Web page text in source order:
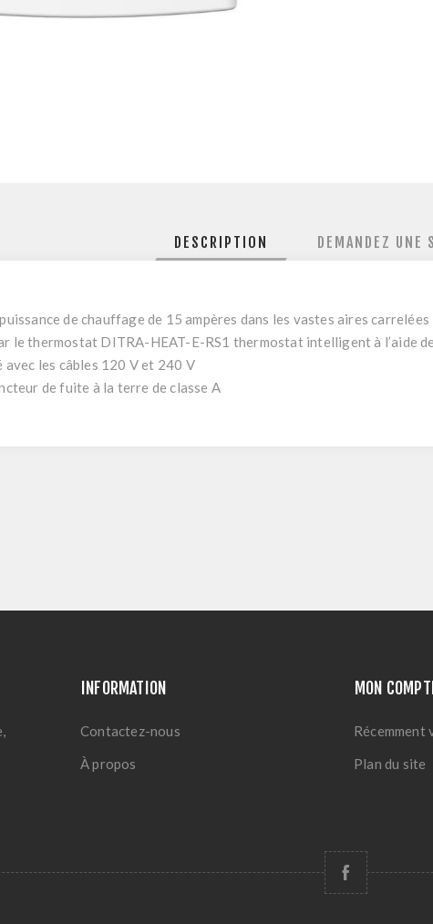
DESCRIPTION DEMANDEZ UNE
de chauffage de 15 ampères dans les vastes aires carrelées
le thermostat DITRA-HEAT-E-RS1 thermostat intelligent à l’aide
les câbles 120 V et 240 V
de fuite à la terre de classe A
INFORMATION
Contactez-nous
À propos
MON
Récemment
Plan du site